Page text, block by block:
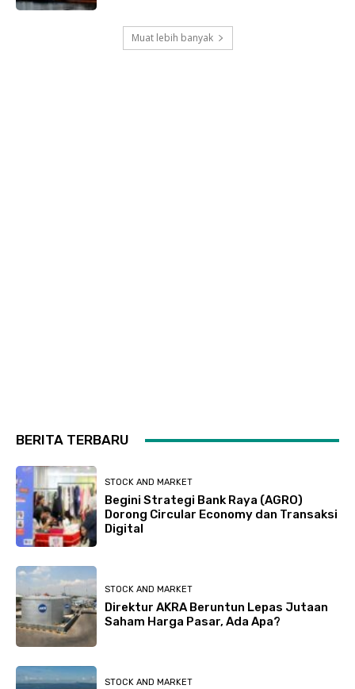
Muat lebih banyak
BERITA TERBARU
STOCK AND MARKET
Begini Strategi Bank Raya (AGRO)
Dorong Circular Economy dan Transaksi
Digital
STOCK AND MARKET
Direktur AKRA Beruntun Lepas Jutaan
Saham Harga Pasar, Ada Apa?
STOCK AND MARKET